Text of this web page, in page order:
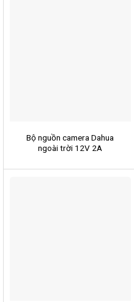
Bộ nguồn camera Dahua
ngoài trời 12V 2A